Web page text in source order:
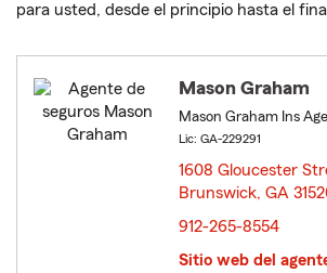
para usted, desde el principio hasta el
Mason Graham
Mason Graham Ins
Lic: GA-229291
1608 Gloucester
Brunswick, GA
912-265-8554
Sitio web del